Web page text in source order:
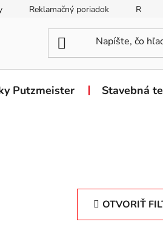
Reklamačný poriadok
Putzmeister Stavebná
OTVORIŤ